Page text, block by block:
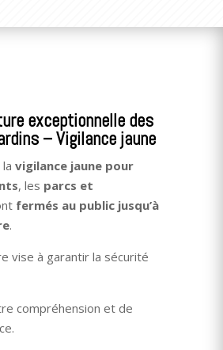
exceptionnelle des
– Vigilance jaune
vigilance jaune pour
, les parcs et
fermés au public jusqu’à
.
vise à garantir la sécurité
compréhension et de